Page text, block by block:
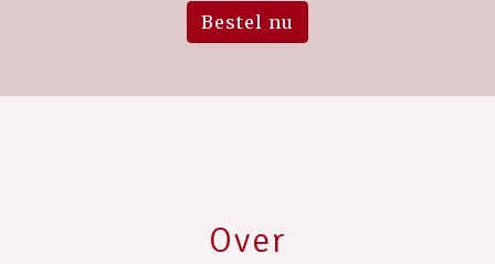
Bestel nu
Over